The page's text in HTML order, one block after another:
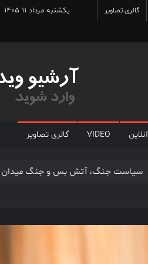
یکشنبه مرداد ۱۱ ۱۴۰۵ گالری تصاویر
VIDEO گالری تصاویر
سیاست جنگ، آتش بس و